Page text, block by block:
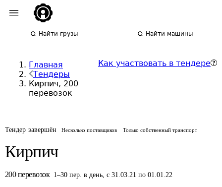
Найти грузы Найти машины
Главная
Тендеры
Кирпич, 200
перевозок
Как участвовать в тендере
Тендер завершён Несколько поставщиков Только собственный транспорт
Кирпич
200 перевозок 1–30 пер. в день,с 31.03.21 по 01.01.22